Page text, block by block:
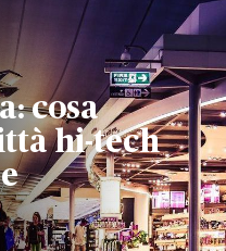
cosa
hi-tech